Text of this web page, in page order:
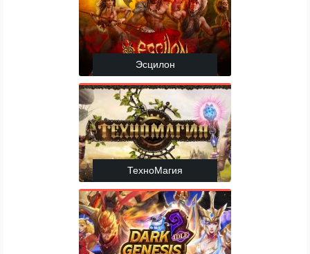
Эсцилон
ТехноМагия